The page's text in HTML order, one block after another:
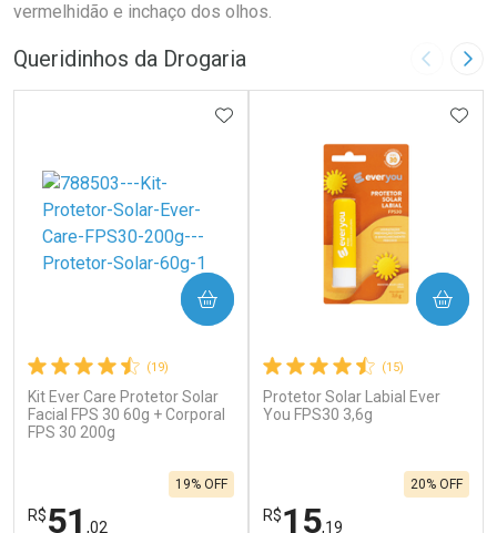
vermelhidão e inchaço dos olhos.
Queridinhos da Drogaria Imagem
(19)
Kit Ever Care Protetor Solar
Facial FPS 30 60g + Corporal
FPS 30 200g
R$51 ,02
19% OFF
ADICIONAR AOS FAVORITOS
COMPRAR
(15)
Protetor Solar Labial Ever
You FPS30 3,6g
R$15,19
20% OFF
COMPRAR